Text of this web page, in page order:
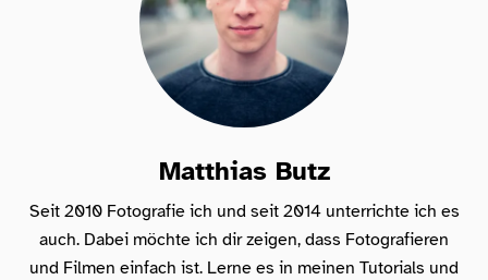
Matthias Butz
Seit 2010 Fotografie ich und seit 2014 unterrichte ich es
auch. Dabei möchte ich dir zeigen, dass Fotografieren
und Filmen einfach ist. Lerne es in meinen Tutorials und